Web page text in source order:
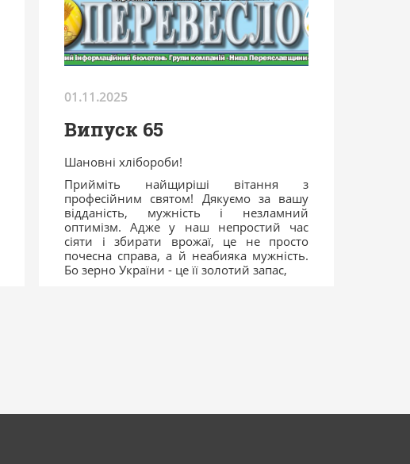
01.11.2025
Випуск 65
Шановні хлібороби!
Прийміть найщиріші вітання з
професійним святом! Дякуємо за вашу
відданість, мужність і незламний
оптимізм. Адже у наш непростий час
сіяти і збирати врожаї, це не просто
почесна справа, а й неабияка мужність.
Бо зерно України - це її золотий запас,